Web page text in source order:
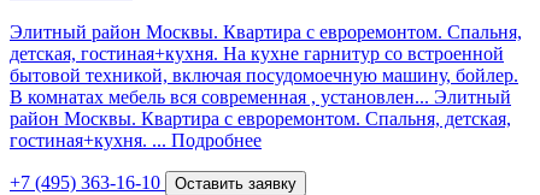
Элитный район Москвы. Квартира с евроремонтом. Спальня,
детская, гостиная+кухня. На кухне гарнитур со встроенной
бытовой техникой, включая посудомоечную машину, бойлер.
В комнатах мебель вся современная , установлен... Элитный
район Москвы. Квартира с евроремонтом. Спальня, детская,
гостиная+кухня. ... Подробнее
+7 (495) 363-16-10 Оставить заявку